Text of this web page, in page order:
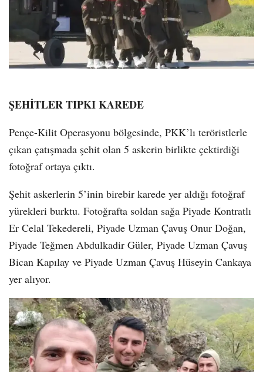
ŞEHİTLER TIPKI KAREDE
Pençe-Kilit Operasyonu bölgesinde, PKK’lı teröristlerle
çıkan çatışmada şehit olan 5 askerin birlikte çektirdiği
fotoğraf ortaya çıktı.
Şehit askerlerin 5’inin birebir karede yer aldığı fotoğraf
yürekleri burktu. Fotoğrafta soldan sağa Piyade Kontratlı
Er Celal Tekedereli, Piyade Uzman Çavuş Onur Doğan,
Piyade Teğmen Abdulkadir Güler, Piyade Uzman Çavuş
Bican Kapılay ve Piyade Uzman Çavuş Hüseyin Cankaya
yer alıyor.